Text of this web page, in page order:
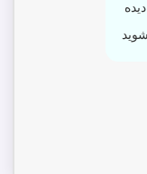
دیده
شوید